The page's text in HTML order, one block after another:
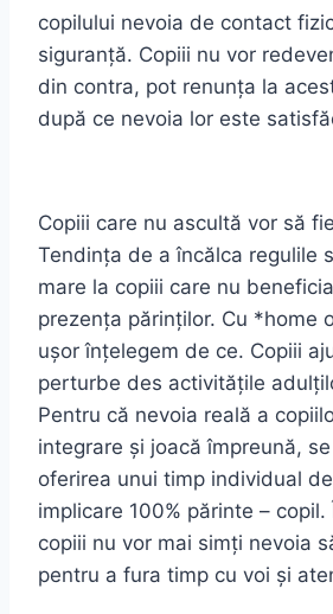
copilului nevoia de contact
siguranță. Copiii nu vor
din contra, pot renunța la
după ce nevoia lor este
Copiii care nu ascultă vor să
Tendința de a încălca regulile
mare la copiii care nu
prezența părinților. Cu *home
ușor înțelegem de ce. Copiii
perturbe des activitățile
Pentru că nevoia reală a
integrare și joacă împreună,
oferirea unui timp individual
implicare 100% părinte –
copiii nu vor mai simți nevoia
pentru a fura timp cu voi și